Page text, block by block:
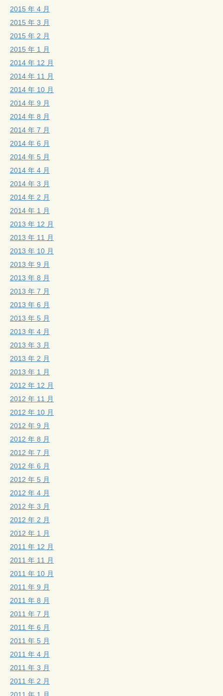
2015 年 4 月
2015 年 3 月
2015 年 2 月
2015 年 1 月
2014 年 12 月
2014 年 11 月
2014 年 10 月
2014 年 9 月
2014 年 8 月
2014 年 7 月
2014 年 6 月
2014 年 5 月
2014 年 4 月
2014 年 3 月
2014 年 2 月
2014 年 1 月
2013 年 12 月
2013 年 11 月
2013 年 10 月
2013 年 9 月
2013 年 8 月
2013 年 7 月
2013 年 6 月
2013 年 5 月
2013 年 4 月
2013 年 3 月
2013 年 2 月
2013 年 1 月
2012 年 12 月
2012 年 11 月
2012 年 10 月
2012 年 9 月
2012 年 8 月
2012 年 7 月
2012 年 6 月
2012 年 5 月
2012 年 4 月
2012 年 3 月
2012 年 2 月
2012 年 1 月
2011 年 12 月
2011 年 11 月
2011 年 10 月
2011 年 9 月
2011 年 8 月
2011 年 7 月
2011 年 6 月
2011 年 5 月
2011 年 4 月
2011 年 3 月
2011 年 2 月